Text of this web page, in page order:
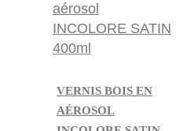
VERNIS BOIS EN
AÉROSOL